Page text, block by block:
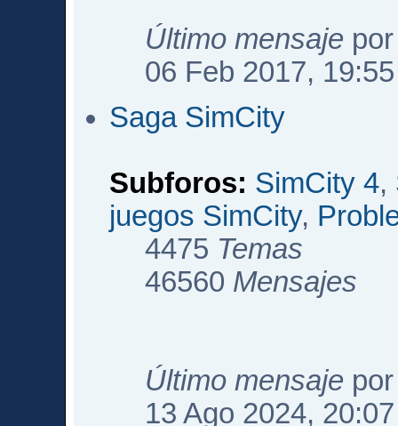
Último mensaje
06 Feb 2017, 19:55
Saga SimCity
Subforos: SimCity 4,
juegos SimCity,
4475 Temas
46560 Mensajes
Último mensaje
13 Ago 2024, 20:07